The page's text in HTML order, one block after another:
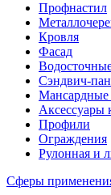
Профнастил
Кровля
Фасад
Сэндвич-
Мансардные
Аксессуары
Профили
Ограждения
Рулонная и
Сферы